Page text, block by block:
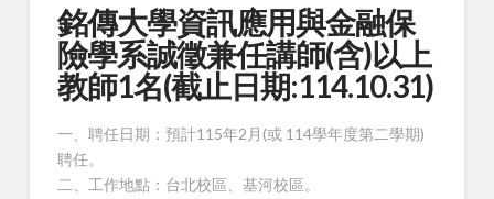
銘傳大學資訊應用與金融保
險學系誠徵兼任講師(含)以上
教師1名(截止日期:114.10.31)
一、聘任日期：預計115年2月(或 114學年度第二學期)
聘任。
二、工作地點：台北校區、基河校區。